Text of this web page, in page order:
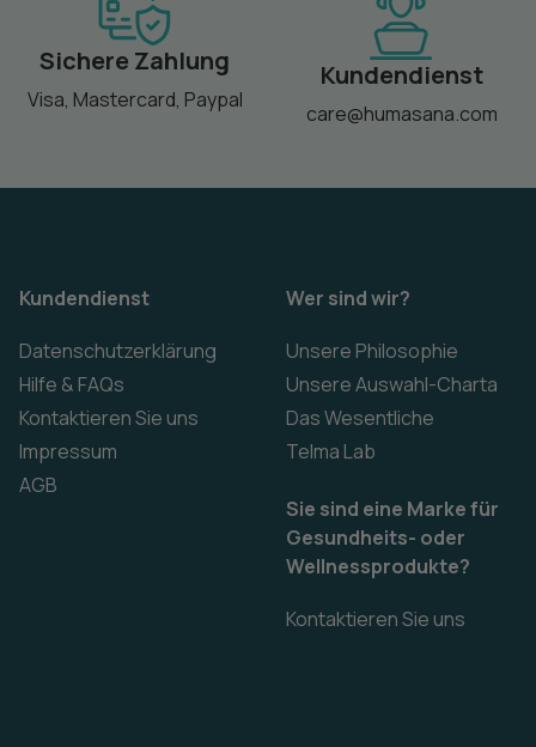
Sichere Zahlung
Visa, Mastercard, Paypal
Kundendienst
care@humasana.com
Kundendienst
Datenschutzerklärung
Hilfe & FAQs
Kontaktieren Sie uns
Impressum
AGB
Wer sind wir?
Unsere Philosophie
Unsere Auswahl-Charta
Das Wesentliche
Telma Lab
Sie sind eine Marke für
Gesundheits- oder
Wellnessprodukte?
Kontaktieren Sie uns